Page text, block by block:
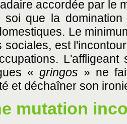
accordée par le
que la
Le
sociales, est
« gringos » ne
et déchaîner son
mutation